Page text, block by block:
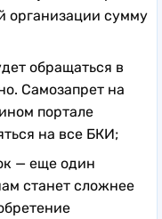
организации сумму
обращаться в
Самозапрет на
портале
на все БКИ;
— еще один
станет сложнее